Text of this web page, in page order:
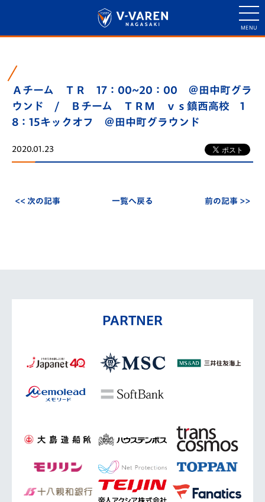
Ａチーム ＴＲ 17：00~20：00 ＠田中町グラ
ウンド / Ｂチーム ＴＲＭ ｖｓ鎮西高校 1
8：15キックオフ ＠田中町グラウンド
2020.01.23
<< 次の記事 一覧へ戻る 前の記事 >>
PARTNER